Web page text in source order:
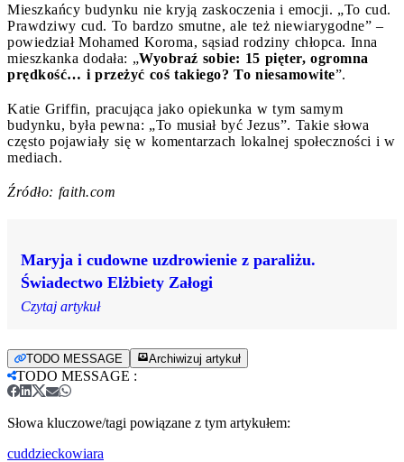
Mieszkańcy budynku nie kryją zaskoczenia i emocji. „To cud.
Prawdziwy cud. To bardzo smutne, ale też niewiarygodne” –
powiedział Mohamed Koroma, sąsiad rodziny chłopca. Inna
mieszkanka dodała: „Wyobraź sobie: 15 pięter, ogromna
prędkość… i przeżyć coś takiego? To niesamowite”.
Katie Griffin, pracująca jako opiekunka w tym samym
budynku, była pewna: „To musiał być Jezus”. Takie słowa
często pojawiały się w komentarzach lokalnej społeczności i w
mediach.
Źródło: faith.com
Maryja i cudowne uzdrowienie z paraliżu.
Świadectwo Elżbiety Załogi
Czytaj artykuł
TODO MESSAGE Archiwizuj artykuł
TODO MESSAGE :
Słowa kluczowe/tagi powiązane z tym artykułem:
cuddzieckowiara